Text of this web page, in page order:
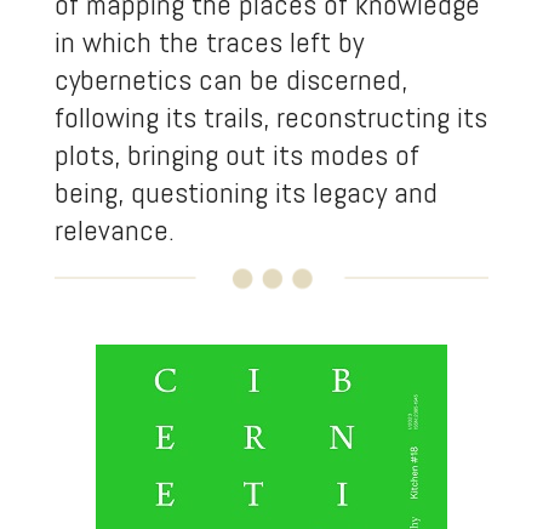
in which the traces left by
cybernetics can be discerned,
following its trails, reconstructing its
plots, bringing out its modes of
being, questioning its legacy and
relevance.